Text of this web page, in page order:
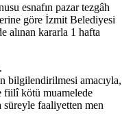
esnafın pazar tezgâh
göre İzmit Belediyesi
alınan kararla 1 hafta
bilgilendirilmesi amacıyla,
fiilî kötü muamelede
faaliyetten men